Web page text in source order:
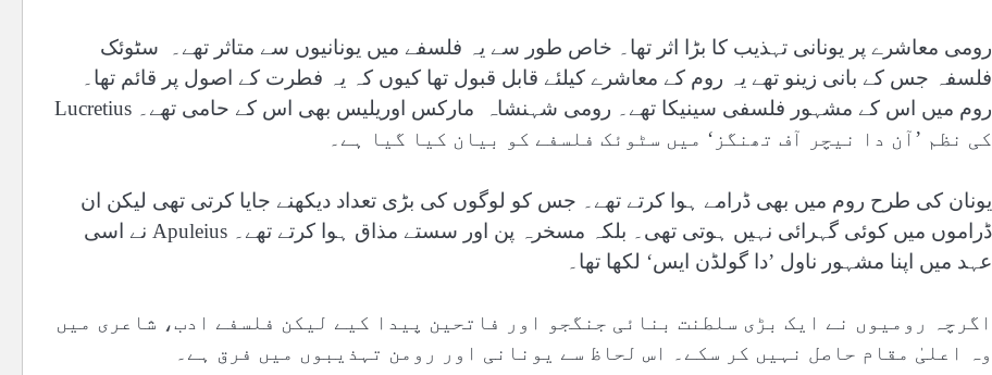
رومی معاشرے پر یونانی تہذیب کا بڑا اثر تھا۔ خاص طور سے یہ فلسفے میں یونانیوں سے متاثر تھے۔ سٹوئک
فلسفہ جس کے بانی زینو تھے یہ روم کے معاشرے کیلئے قابل قبول تھا کیوں کہ یہ فطرت کے اصول پر قائم تھا۔
روم میں اس کے مشہور فلسفی سینیکا تھے۔ رومی شہنشاہ مارکس اوریلیس بھی اس کے حامی تھے۔ Lucretius
کی نظم ’آن دا نیچر آف تھنگز‘ میں سٹوئک فلسفے کو بیان کیا گیا ہے۔
یونان کی طرح روم میں بھی ڈرامے ہوا کرتے تھے۔ جس کو لوگوں کی بڑی تعداد دیکھنے جایا کرتی تھی لیکن ان
ڈراموں میں کوئی گہرائی نہیں ہوتی تھی۔ بلکہ مسخرہ پن اور سستے مذاق ہوا کرتے تھے۔ Apuleius نے اسی
عہد میں اپنا مشہور ناول ’دا گولڈن ایس‘ لکھا تھا۔
اگرچہ رومیوں نے ایک بڑی سلطنت بنائی جنگجو اور فاتحین پیدا کیے لیکن فلسفے ادب، شاعری میں
وہ اعلیٰ مقام حاصل نہیں کر سکے۔ اس لحاظ سے یونانی اور رومن تہذیبوں میں فرق ہے۔